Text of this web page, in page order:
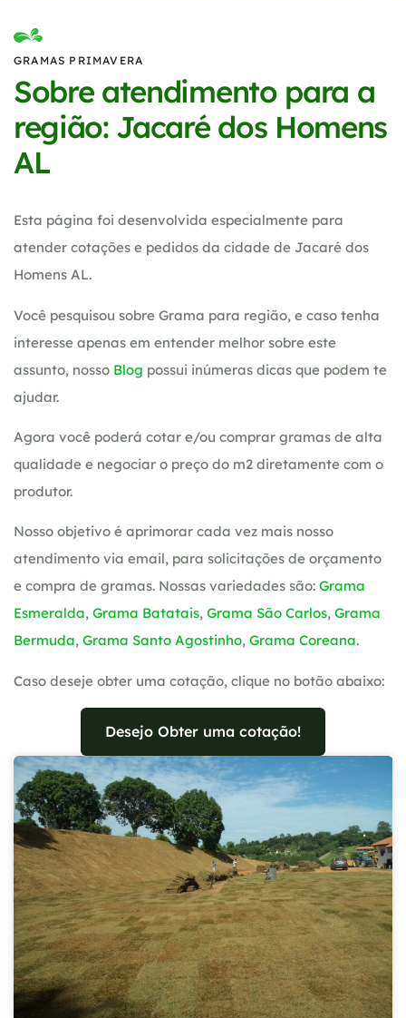
GRAMAS PRIMAVERA
Sobre atendimento para a
região: Jacaré dos Homens
AL
Esta página foi desenvolvida especialmente para
atender cotações e pedidos da cidade de Jacaré dos
Homens AL.
Você pesquisou sobre Grama para região, e caso tenha
interesse apenas em entender melhor sobre este
assunto, nosso Blog possui inúmeras dicas que podem te
ajudar.
Agora você poderá cotar e/ou comprar gramas de alta
qualidade e negociar o preço do m2 diretamente com o
produtor.
Nosso objetivo é aprimorar cada vez mais nosso
atendimento via email, para solicitações de orçamento
e compra de gramas. Nossas variedades são: Grama
Esmeralda, Grama Batatais, Grama São Carlos, Grama
Bermuda, Grama Santo Agostinho, Grama Coreana.
Caso deseje obter uma cotação, clique no botão abaixo:
Desejo Obter uma cotação!